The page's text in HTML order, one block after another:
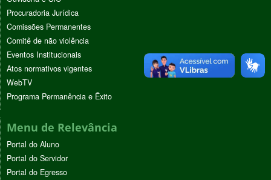
Procuradoria Jurídica
Comissões Permanentes
Comitê de não violência
Eventos Institucionais
Atos normativos vigentes
WebTV
Programa Permanência e Êxito
Menu de Relevância
Portal do Aluno
Portal do Servidor
Portal do Egresso